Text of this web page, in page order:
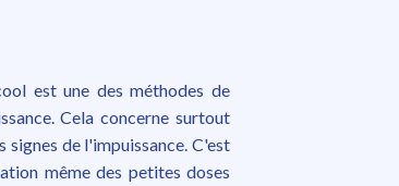
est une des méthodes de
Cela concerne surtout
signes de l'impuissance. C'est
même des petites doses